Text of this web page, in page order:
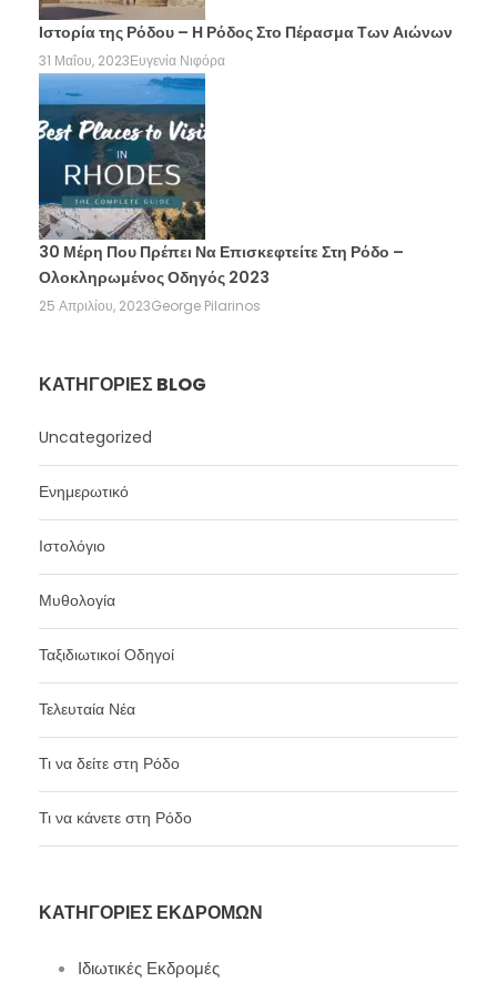
Ιστορία της Ρόδου – Η Ρόδος Στο Πέρασμα Των Αιώνων
31 Μαΐου, 2023Ευγενία Νιφόρα
30 Μέρη Που Πρέπει Να Επισκεφτείτε Στη Ρόδο –
Ολοκληρωμένος Οδηγός 2023
25 Απριλίου, 2023George Pilarinos
ΚΑΤΗΓΟΡΊΕΣ BLOG
Uncategorized
Ενημερωτικό
Ιστολόγιο
Μυθολογία
Ταξιδιωτικοί Οδηγοί
Τελευταία Νέα
Τι να δείτε στη Ρόδο
Τι να κάνετε στη Ρόδο
ΚΑΤΗΓΟΡΊΕΣ ΕΚΔΡΟΜΏΝ
Ιδιωτικές Εκδρομές